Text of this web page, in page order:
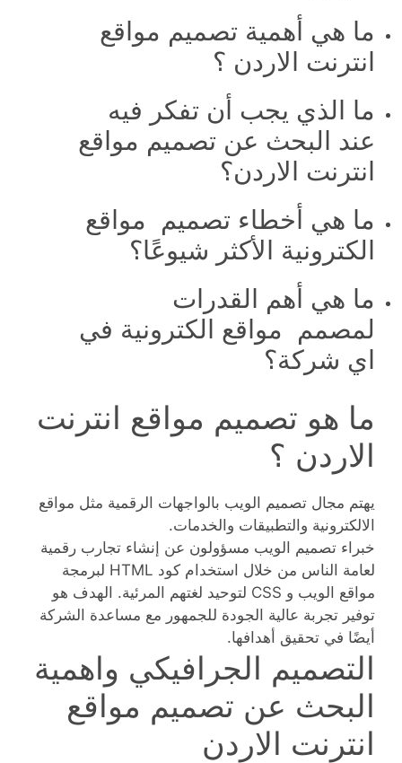
ما هي أهمية تصميم مواقع
انترنت الاردن ؟
ما الذي يجب أن تفكر فيه
عند البحث عن تصميم مواقع
انترنت الاردن؟
ما هي أخطاء تصميم مواقع
الكترونية الأكثر شيوعًا؟
ما هي أهم القدرات
لمصمم مواقع الكترونية في
اي شركة؟
ما هو تصميم مواقع انترنت
الاردن ؟
يهتم مجال تصميم الويب بالواجهات الرقمية مثل مواقع
الالكترونية والتطبيقات والخدمات.
خبراء تصميم الويب مسؤولون عن إنشاء تجارب رقمية
لعامة الناس من خلال استخدام كود HTML لبرمجة
مواقع الويب و CSS لتوحيد لغتهم المرئية. الهدف هو
توفير تجربة عالية الجودة للجمهور مع مساعدة الشركة
أيضًا في تحقيق أهدافها.
التصميم الجرافيكي واهمية
البحث عن تصميم مواقع
انترنت الاردن